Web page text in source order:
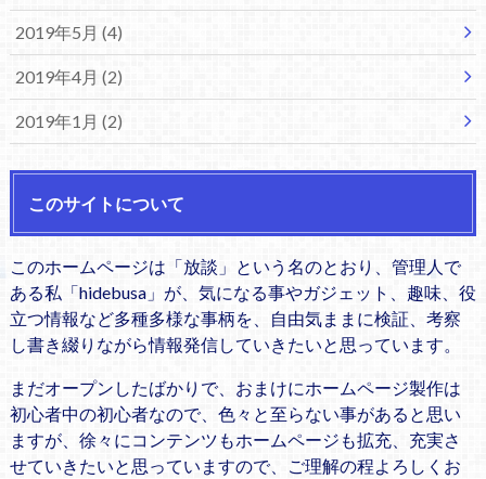
2019年5月 (4)
2019年4月 (2)
2019年1月 (2)
このサイトについて
このホームページは「放談」という名のとおり、管理人で
ある私「hidebusa」が、気になる事やガジェット、趣味、役
立つ情報など多種多様な事柄を、自由気ままに検証、考察
し書き綴りながら情報発信していきたいと思っています。
まだオープンしたばかりで、おまけにホームページ製作は
初心者中の初心者なので、色々と至らない事があると思い
ますが、徐々にコンテンツもホームページも拡充、充実さ
せていきたいと思っていますので、ご理解の程よろしくお